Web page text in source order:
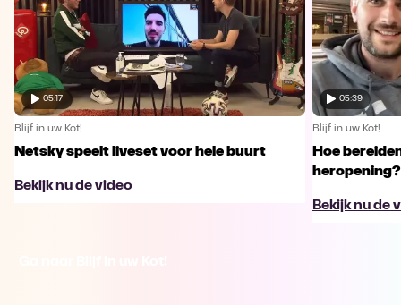
05:17
Blijf in uw Kot!
Netsky speelt liveset voor hele buurt
Bekijk nu de video
05:39
Blijf in uw Kot!
Hoe
heropening?
Bekijk nu de